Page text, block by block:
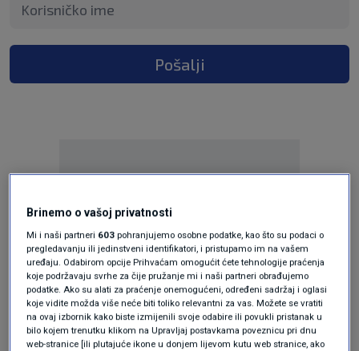
Pošalji
Oglas
Brinemo o vašoj privatnosti
Mi i naši partneri 603 pohranjujemo osobne podatke, kao što su podaci o
pregledavanju ili jedinstveni identifikatori, i pristupamo im na vašem
uređaju. Odabirom opcije Prihvaćam omogućit ćete tehnologije praćenja
koje podržavaju svrhe za čije pružanje mi i naši partneri obrađujemo
podatke. Ako su alati za praćenje onemogućeni, određeni sadržaj i oglasi
koje vidite možda više neće biti toliko relevantni za vas. Možete se vratiti
na ovaj izbornik kako biste izmijenili svoje odabire ili povukli pristanak u
bilo kojem trenutku klikom na Upravljaj postavkama poveznicu pri dnu
web-stranice [ili plutajuće ikone u donjem lijevom kutu web stranice, ako